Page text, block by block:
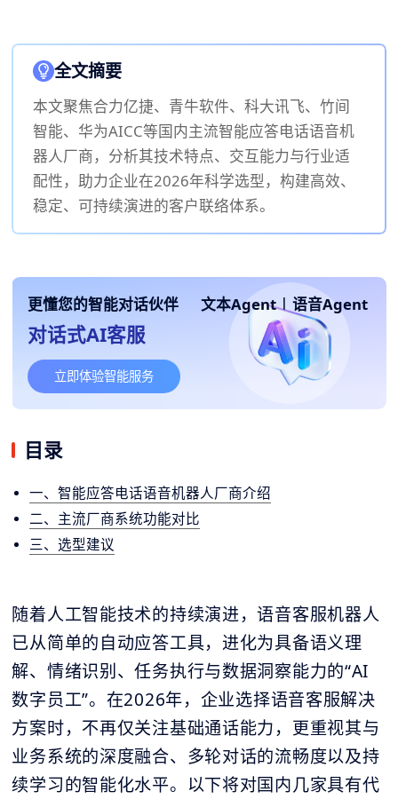
全文摘要
本文聚焦合力亿捷、青牛软件、科大讯飞、竹间
智能、华为AICC等国内主流智能应答电话语音机
器人厂商，分析其技术特点、交互能力与行业适
配性，助力企业在2026年科学选型，构建高效、
稳定、可持续演进的客户联络体系。
更懂您的智能对话伙伴 文本Agent | 语音Agent
对话式AI客服
立即体验智能服务
目录
一、智能应答电话语音机器人厂商介绍
二、主流厂商系统功能对比
三、选型建议
随着人工智能技术的持续演进，语音客服机器人
已从简单的自动应答工具，进化为具备语义理
解、情绪识别、任务执行与数据洞察能力的“AI
数字员工”。在2026年，企业选择语音客服解决
方案时，不再仅关注基础通话能力，更重视其与
业务系统的深度融合、多轮对话的流畅度以及持
续学习的智能化水平。以下将对国内几家具有代